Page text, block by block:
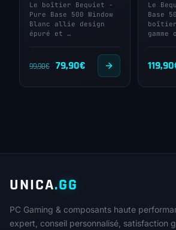
Le boîtier Bequiet -
Pure Base 500 Window
Blanc allie design
épuré et …
99,90€
Le
79,90€
prix
Le
Base
boîtier
119,90
UNICA.GG
PC Gaming & composants haute
expert, conseil personnalisé, satisfaction